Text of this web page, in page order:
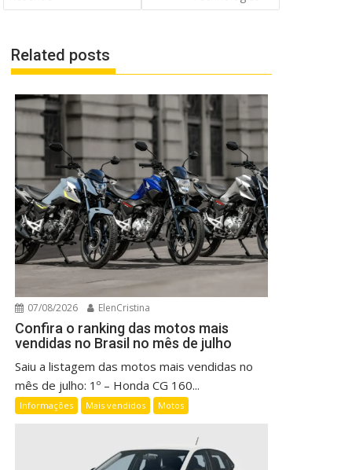
Related posts
07/08/2026 ElenCristina
Confira o ranking das motos mais
vendidas no Brasil no mês de julho
Saiu a listagem das motos mais vendidas no
mês de julho: 1º – Honda CG 160...
Informações Mais vendidos Motos